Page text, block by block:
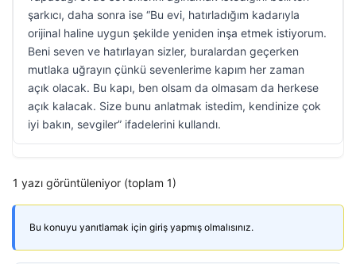
şarkıcı, daha sonra ise “Bu evi, hatırladığım kadarıyla
orijinal haline uygun şekilde yeniden inşa etmek istiyorum.
Beni seven ve hatırlayan sizler, buralardan geçerken
mutlaka uğrayın çünkü sevenlerime kapım her zaman
açık olacak. Bu kapı, ben olsam da olmasam da herkese
açık kalacak. Size bunu anlatmak istedim, kendinize çok
iyi bakın, sevgiler” ifadelerini kullandı.
1 yazı görüntüleniyor (toplam 1)
Bu konuyu yanıtlamak için giriş yapmış olmalısınız.